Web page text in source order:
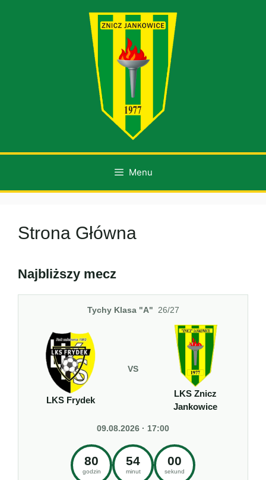
Menu
Strona Główna
Najbliższy mecz
Tychy Klasa "A" 26/27
LKS Frydek
VS
LKS Znicz
Jankowice
09.08.2026 · 17:00
80
godzin
53
minut
59
sekund